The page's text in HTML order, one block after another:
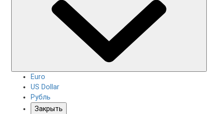
Euro
US Dollar
Рубль
Закрыть